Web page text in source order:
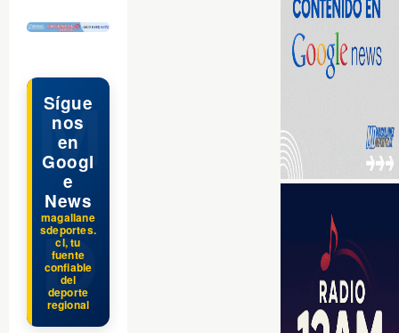
Sígue
nos
en
Googl
e
News
magallane
sdeportes.
cl, tu
fuente
confiable
del
deporte
regional